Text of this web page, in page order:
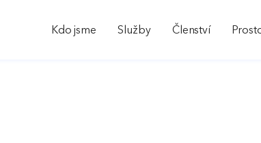
Kdo jsme Služby Členství